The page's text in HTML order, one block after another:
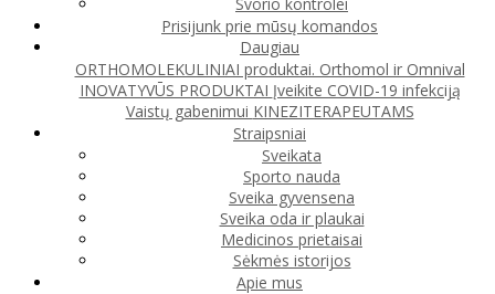
Prisijunk prie mūsų komandos
Daugiau
ORTHOMOLEKULINIAI produktai. Orthomol ir Omnival
INOVATYVŪS PRODUKTAI Įveikite COVID-19 infekciją
Vaistų gabenimui KINEZITERAPEUTAMS
Straipsniai
Sveikata
Sporto nauda
Sveika gyvensena
Sveika oda ir plaukai
Medicinos prietaisai
Sėkmės istorijos
Apie mus